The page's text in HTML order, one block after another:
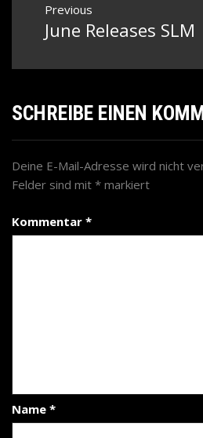
Previous
Previous
June Releases SLM
SCHREIBE EINEN
Deine E-Mail-Adresse wird nicht
Felder sind mit * markiert
Kommentar *
Name *